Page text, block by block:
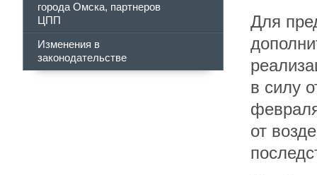
города Омска, партнеров
ЦПП
Изменения в
законодательстве
Для
в силу
от